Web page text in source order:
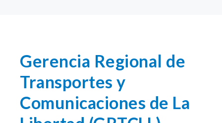
Gerencia Regional de
Transportes y
Comunicaciones de La